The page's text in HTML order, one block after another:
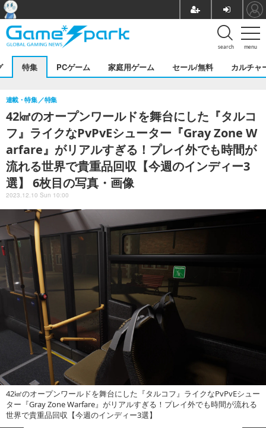
menu
search
特集 PCゲーム 家庭用ゲーム セール/無料 カルチャ
42㎢のオープンワールドを舞台にした『タルコ
フ』ライクなPvPvEシューター『Gray Zone W
arfare』がリアルすぎる！プレイ外でも時間が
流れる世界で貴重品回収【今週のインディー3
選】 6枚目の写真・画像
連載・特集 特集
2023.12.10 Sun 10:00
42㎢のオープンワールドを舞台にした『タルコフ』ライクなPvPvEシュー
ター『Gray Zone Warfare』がリアルすぎる！プレイ外でも時間が流れる
世界で貴重品回収【今週のインディー3選】